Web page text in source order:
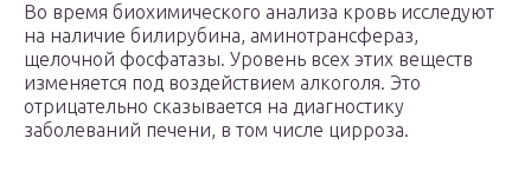
Во время биохимического анализа кровь исследуют
на наличие билирубина, аминотрансфераз,
щелочной фосфатазы. Уровень всех этих веществ
изменяется под воздействием алкоголя. Это
отрицательно сказывается на диагностику
заболеваний печени, в том числе цирроза.